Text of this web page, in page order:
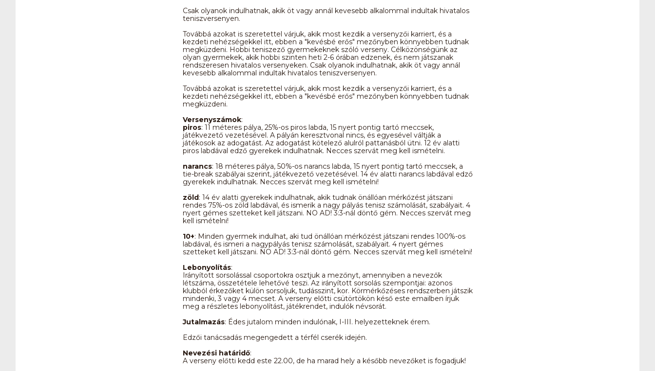
Csak olyanok indulhatnak, akik öt vagy annál kevesebb alkalommal indultak hivatalos
teniszversenyen.
Továbbá azokat is szeretettel várjuk, akik most kezdik a versenyzői karriert, és a
kezdeti nehézségekkel itt, ebben a "kevésbé erős" mezőnyben könnyebben tudnak
megküzdeni. Hobbi teniszező gyermekeknek szóló verseny. Célközönségünk az
olyan gyermekek, akik hobbi szinten heti 2-6 órában edzenek, és nem játszanak
rendszeresen hivatalos versenyeken. Csak olyanok indulhatnak, akik öt vagy annál
kevesebb alkalommal indultak hivatalos teniszversenyen.
Továbbá azokat is szeretettel várjuk, akik most kezdik a versenyzői karriert, és a
kezdeti nehézségekkel itt, ebben a "kevésbé erős" mezőnyben könnyebben tudnak
megküzdeni.
Versenyszámok:
piros: 11 méteres pálya, 25%-os piros labda, 15 nyert pontig tartó meccsek,
játékvezető vezetésével. A pályán keresztvonal nincs, és egyesével váltják a
játékosok az adogatást. Az adogatást kötelező alulról pattanásból ütni. 12 év alatti
piros labdával edző gyerekek indulhatnak. Necces szervát meg kell ismételni.
narancs: 18 méteres pálya, 50%-os narancs labda, 15 nyert pontig tartó meccsek, a
tie-break szabályai szerint, játékvezető vezetésével. 14 év alatti narancs labdával edző
gyerekek indulhatnak. Necces szervát meg kell ismételni!
zöld: 14 év alatti gyerekek indulhatnak, akik tudnak önállóan mérkőzést játszani
rendes 75%-os zöld labdával, és ismerik a nagy pályás tenisz számolását, szabályait. 4
nyert gémes szetteket kell játszani. NO AD! 3:3-nál döntő gém. Necces szervát meg
kell ismételni!
10+: Minden gyermek indulhat, aki tud önállóan mérkőzést játszani rendes 100%-os
labdával, és ismeri a nagypályás tenisz számolását, szabályait. 4 nyert gémes
szetteket kell játszani. NO AD! 3:3-nál döntő gém. Necces szervát meg kell ismételni!
Lebonyolítás:
Irányított sorsolással csoportokra osztjuk a mezőnyt, amennyiben a nevezők
létszáma, összetétele lehetővé teszi. Az irányított sorsolás szempontjai: azonos
klubból érkezőket külön sorsoljuk, tudásszint, kor. Körmérkőzéses rendszerben játszik
mindenki, 3 vagy 4 mecset. A verseny előtti csütörtökön késő este emailben írjuk
meg a részletes lebonyolítást, játékrendet, indulók névsorát.
Jutalmazás: Édes jutalom minden indulónak, I-III. helyezetteknek érem.
Edzői tanácsadás megengedett a térfél cserék idején.
Nevezési határidő:
A verseny előtti kedd este 22.00, de ha marad hely a később nevezőket is fogadjuk!